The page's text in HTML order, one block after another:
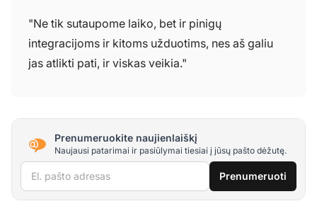
"Ne tik sutaupome laiko, bet ir pinigų
integracijoms ir kitoms užduotims, nes aš galiu
jas atlikti pati, ir viskas veikia."
Prenumeruokite naujienlaiškį
Naujausi patarimai ir pasiūlymai tiesiai į jūsų pašto dėžutę.
El. pašto adresas Prenumeruoti